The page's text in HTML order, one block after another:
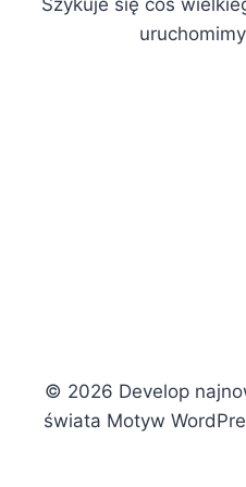
© 2026 Develop
świata Motyw